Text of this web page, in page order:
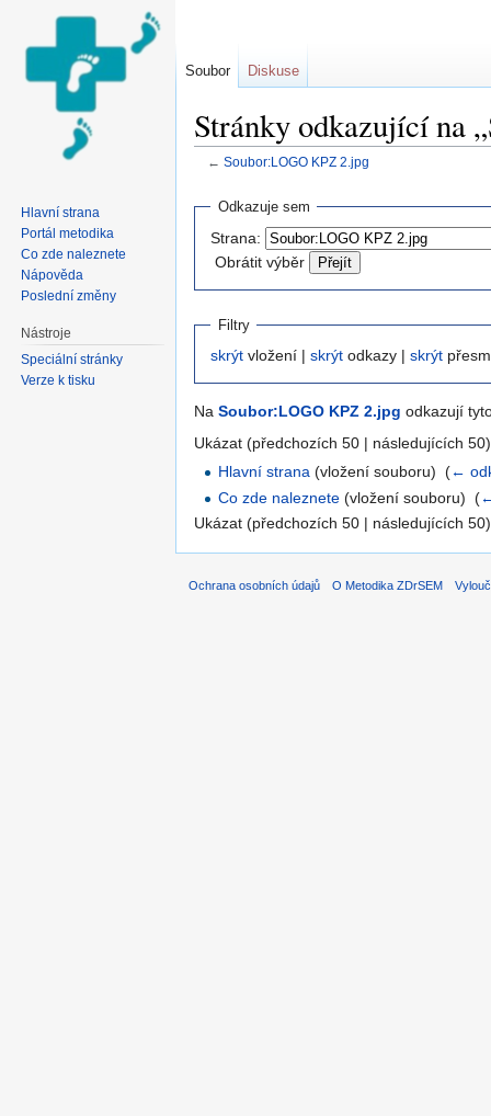
Stránky odkazující na
← Soubor:LOGO KPZ 2.jpg
Odkazuje sem
Strana:
Obrátit výběr
Filtry
skrýt vložení | skrýt odkazy | skrýt
Na Soubor:LOGO KPZ 2.jpg odkazují
Ukázat (předchozích 50 | následujících
Hlavní strana (vložení souboru) ‎(←
Co zde naleznete (vložení souboru) ‎(
Ukázat (předchozích 50 | následujících
Soubor Diskuse
Hlavní strana
Portál metodika
Co zde naleznete
Nápověda
Poslední změny
Nástroje
Speciální stránky
Verze k tisku
Ochrana osobních údajů O Metodika ZDrSEM